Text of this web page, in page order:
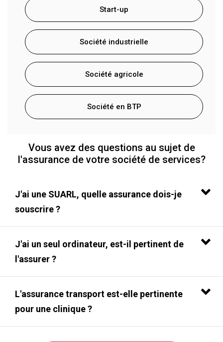
Start-up
Société industrielle
Société agricole
Société en BTP
Vous avez des questions au sujet de
l'assurance de votre société de services?
J'ai une SUARL, quelle assurance dois-je
souscrire ?
J'ai un seul ordinateur, est-il pertinent de
l'assurer ?
L'assurance transport est-elle pertinente
pour une clinique ?